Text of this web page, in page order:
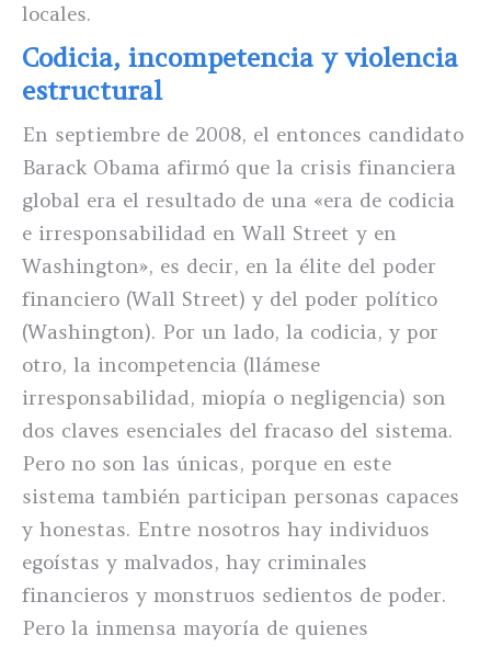
locales.
Codicia, incompetencia y violencia
estructural
En septiembre de 2008, el entonces candidato
Barack Obama afirmó que la crisis financiera
global era el resultado de una «era de codicia
e irresponsabilidad en Wall Street y en
Washington», es decir, en la élite del poder
financiero (Wall Street) y del poder político
(Washington). Por un lado, la codicia, y por
otro, la incompetencia (llámese
irresponsabilidad, miopía o negligencia) son
dos claves esenciales del fracaso del sistema.
Pero no son las únicas, porque en este
sistema también participan personas capaces
y honestas. Entre nosotros hay individuos
egoístas y malvados, hay criminales
financieros y monstruos sedientos de poder.
Pero la inmensa mayoría de quienes